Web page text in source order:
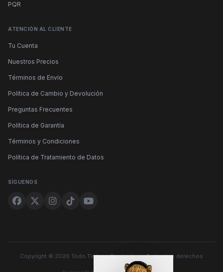
PQR
ATENCIÓN AL CLIENTE
Tu Cuenta
Nuestros Precios
Términos de Envío
Política de Cambio y Devolución
Preguntas Frecuentes
Política de Garantía
Términos y Condiciones
Política de Tratamiento de Datos
SÍGUENOS
Copyright © 2026 Todo Tintas y Suministros. Todos los derechos
reservados.